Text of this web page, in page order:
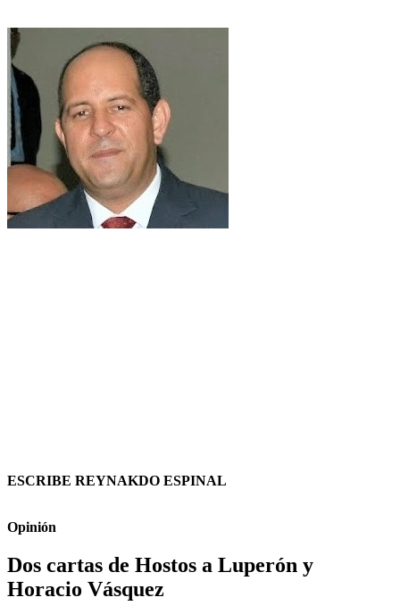
ESCRIBE REYNAKDO ESPINAL
Opinión
Dos cartas de Hostos a Luperón y
Horacio Vásquez